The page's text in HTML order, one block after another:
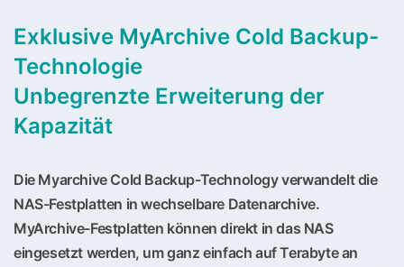
Exklusive MyArchive Cold Backup-
Technologie
Unbegrenzte Erweiterung der
Kapazität
Die Myarchive Cold Backup-Technology verwandelt die
NAS-Festplatten in wechselbare Datenarchive.
MyArchive-Festplatten können direkt in das NAS
eingesetzt werden, um ganz einfach auf Terabyte an